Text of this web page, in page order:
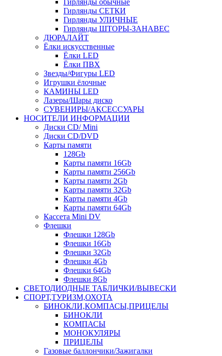
Гирлянды обычные
Гирлянды СЕТКИ
Гирлянды УЛИЧНЫЕ
Гирлянды ШТОРЫ-ЗАНАВЕС
ДЮРАЛАЙТ
Ёлки искусственные
Ёлки LED
Ёлки ПВХ
Звезды/Фигуры LED
Игрушки ёлочные
КАМИНЫ LED
Лазеры/Шары диско
СУВЕНИРЫ/АКСЕССУАРЫ
НОСИТЕЛИ ИНФОРМАЦИИ
Диски CD/ Mini
Диски CD/DVD
Карты памяти
128Gb
Карты памяти 16Gb
Карты памяти 256Gb
Карты памяти 2Gb
Карты памяти 32Gb
Карты памяти 4Gb
Карты памяти 64Gb
Кассета Mini DV
Флешки
Флешки 128Gb
Флешки 16Gb
Флешки 32Gb
Флешки 4Gb
Флешки 64Gb
Флешки 8Gb
СВЕТОДИОДНЫЕ ТАБЛИЧКИ/ВЫВЕСКИ
СПОРТ,ТУРИЗМ,ОХОТА
БИНОКЛИ,КОМПАСЫ,ПРИЦЕЛЫ
БИНОКЛИ
КОМПАСЫ
МОНОКУЛЯРЫ
ПРИЦЕЛЫ
Газовые баллончики/Зажигалки